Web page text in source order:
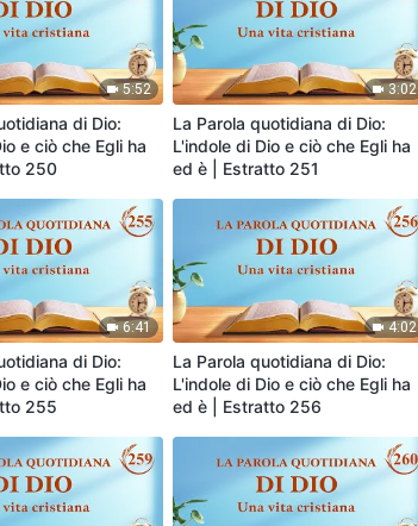
5:52
di Dio:
e ciò che Egli ha
250
3:02
La Parola quotidiana di Dio:
L'indole di Dio e ciò che Egli ha
ed è | Estratto 251
6:41
di Dio:
e ciò che Egli ha
255
4:02
La Parola quotidiana di Dio:
L'indole di Dio e ciò che Egli ha
ed è | Estratto 256